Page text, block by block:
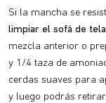
Si la mancha se
limpiar el sofá de
mezcla anterior o
y 1/4 taza de
cerdas suaves para
y luego podrás